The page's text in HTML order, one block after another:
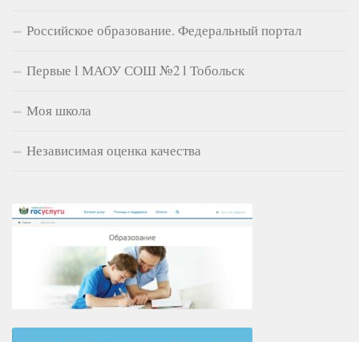
Российское образование. Федеральный портал
Первые l МАОУ СОШ №2 l Тобольск
Моя школа
Независимая оценка качества